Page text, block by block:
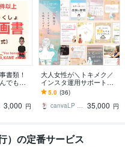
書類！
でもし
件】・
書類・
3,000 円
大人女性が＼トキメク／
インスタ運用サポートま
す 【プラチナ認定】編集
可能なテンプレもプレゼ
ント★
5.0 (36)
canvaLP ･ HP┊︎mimo39 35,000 円
）の定番サービス